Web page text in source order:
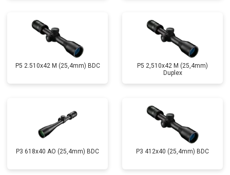
P5 2.510x42 M (25,4mm) BDC
P5 2,510x42 M (25,4mm)
Duplex
P3 618x40 AO (25,4mm) BDC P3 412x40 (25,4mm) BDC